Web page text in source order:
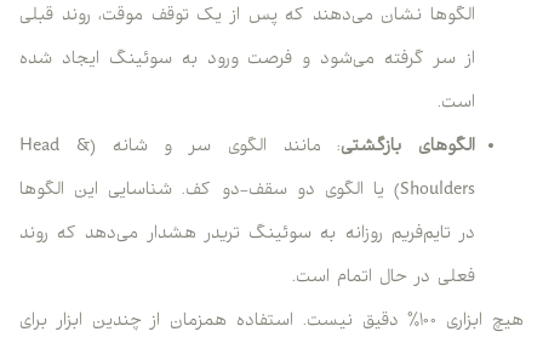
الگوها نشان می‌دهند که پس از یک توقف موقت، روند قبلی
از سر گرفته می‌شود و فرصت ورود به سوئینگ ایجاد شده
است.
الگوهای بازگشتی
: مانند الگوی سر و شانه (Head &
Shoulders) یا الگوی دو سقف-دو کف. شناسایی این الگوها
در تایم‌فریم روزانه به سوئینگ تریدر هشدار می‌دهد که روند
فعلی در حال اتمام است.
هیچ ابزاری ۱۰۰٪ دقیق نیست. استفاده همزمان از چندین ابزار برای